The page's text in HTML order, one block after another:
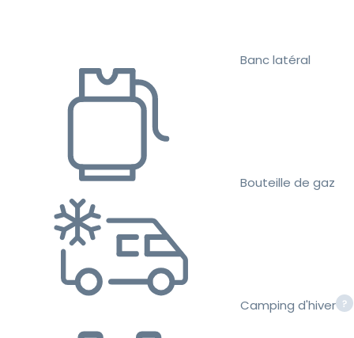
Banc latéral
Bouteille de gaz
Camping d'hiver